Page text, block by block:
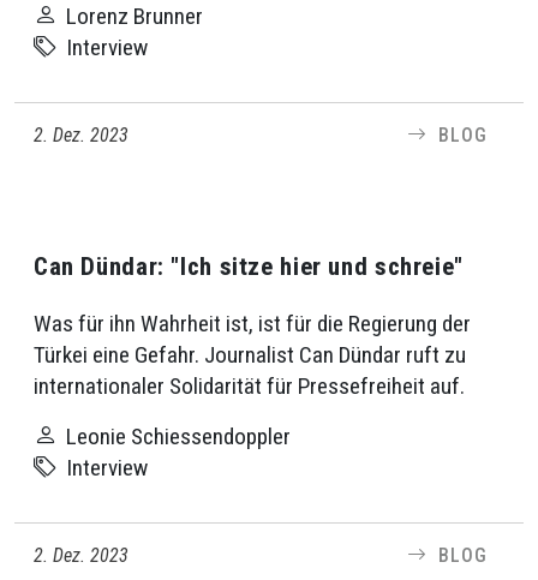
Lorenz Brunner
Interview
2. Dez. 2023 BLOG
Can Dündar: "Ich sitze hier und schreie"
Was für ihn Wahrheit ist, ist für die Regierung der
Türkei eine Gefahr. Journalist Can Dündar ruft zu
internationaler Solidarität für Pressefreiheit auf.
Leonie Schiessendoppler
Interview
2. Dez. 2023 BLOG